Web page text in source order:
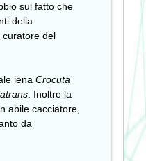
sul fatto che
della
del
ienaCrocuta
. Inoltre la
abile cacciatore,
da